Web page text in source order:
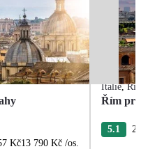
Kč13 790 Kč /os.
Itálie,
Řím
5.1